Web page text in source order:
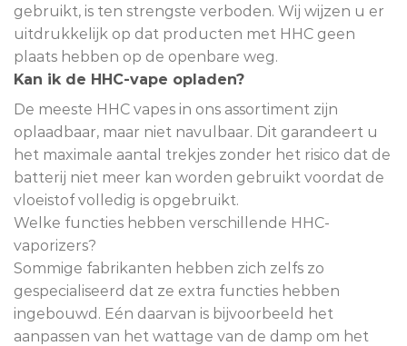
gebruikt, is ten strengste verboden. Wij wijzen u er
uitdrukkelijk op dat producten met HHC geen
plaats hebben op de openbare weg.
Kan ik de HHC-vape opladen?
De meeste HHC vapes in ons assortiment zijn
oplaadbaar, maar niet navulbaar. Dit garandeert u
het maximale aantal trekjes zonder het risico dat de
batterij niet meer kan worden gebruikt voordat de
vloeistof volledig is opgebruikt.
Welke functies hebben verschillende HHC-
vaporizers?
Sommige fabrikanten hebben zich zelfs zo
gespecialiseerd dat ze extra functies hebben
ingebouwd. Eén daarvan is bijvoorbeeld het
aanpassen van het wattage van de damp om het